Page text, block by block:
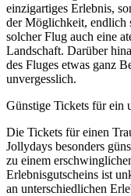
einzigartiges Erlebnis,
der Möglichkeit, endlich
solcher Flug auch eine
Landschaft. Darüber
des Fluges etwas ganz
unvergesslich.
Günstige Tickets für ein
Die Tickets für einen
Jollydays besonders
zu einem
Erlebnisgutscheins ist
an unterschiedlichen